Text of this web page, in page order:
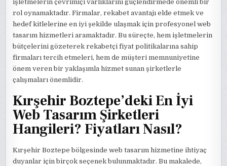
işletmelerin çevrimiçi varlıklarını güçlendirmede önemli bir
rol oynamaktadır. Firmalar, rekabet avantajı elde etmek ve
hedef kitlelerine en iyi şekilde ulaşmak için profesyonel web
tasarım hizmetleri aramaktadır. Bu süreçte, hem işletmelerin
bütçelerini gözeterek rekabetçi fiyat politikalarına sahip
firmaları tercih etmeleri, hem de müşteri memnuniyetine
önem veren bir yaklaşımla hizmet sunan şirketlerle
çalışmaları önemlidir.
Kırşehir Boztepe’deki En İyi
Web Tasarım Şirketleri
Hangileri? Fiyatları Nasıl?
Kırşehir Boztepe bölgesinde web tasarım hizmetine ihtiyaç
duyanlar için birçok seçenek bulunmaktadır. Bu makalede,